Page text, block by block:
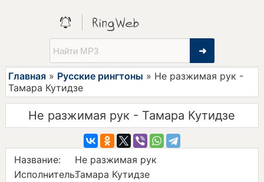
➜
Главная » Русские рингтоны » Не разжимая рук -
Тамара Кутидзе
Не разжимая рук - Тамара Кутидзе
Название:
Не разжимая рук
Исполнитель:Тамара Кутидзе